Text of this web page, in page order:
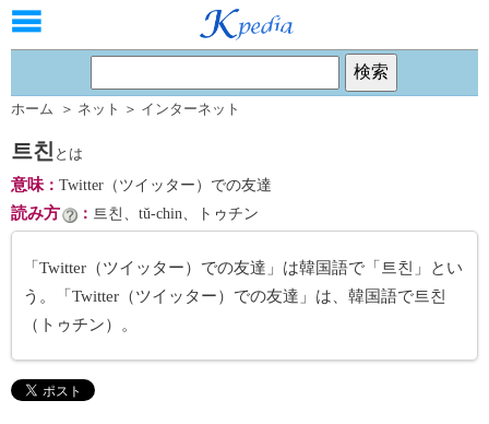
ホーム ＞ ネット ＞ インターネット
트친 とは
意味： Twitter（ツイッター）での友達
読み方 ： 트친、tŭ-chin、トゥチン
「Twitter（ツイッター）での友達」は韓国語で「트친」とい
う。「Twitter（ツイッター）での友達」は、韓国語で트친
（トゥチン）。